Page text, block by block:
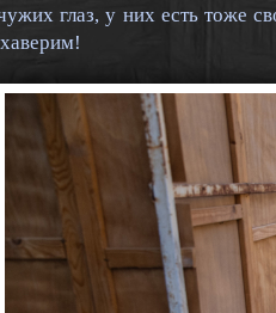
глаз, у них есть тоже